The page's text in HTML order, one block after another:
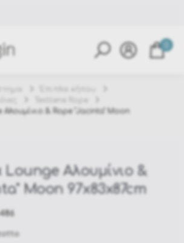
& Rope "Jacinta" Moon
Αλουμίνιο &
Moon 97x83x87cm